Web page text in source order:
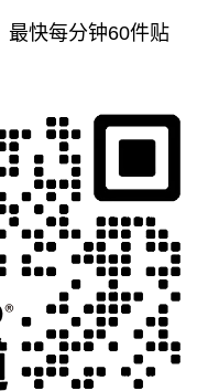
最快每分钟60件贴